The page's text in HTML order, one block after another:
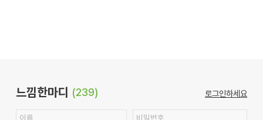
느낌한마디 (239) 로그인하세요